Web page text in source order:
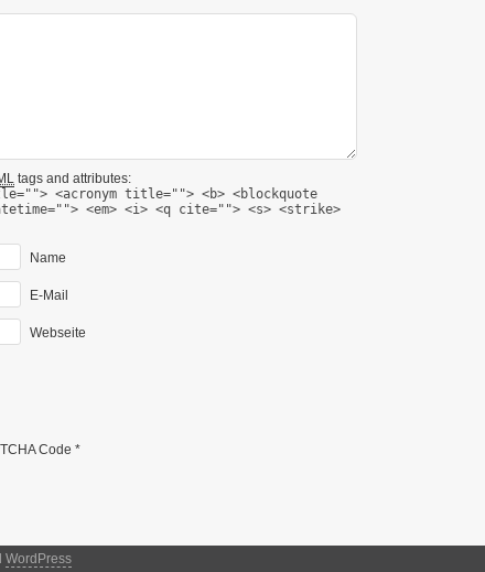
tags and attributes:
<acronym title=""> <b> <blockquote
<em> <i> <q cite=""> <s> <strike>
Name
E-Mail
Webseite
Code *
WordPress